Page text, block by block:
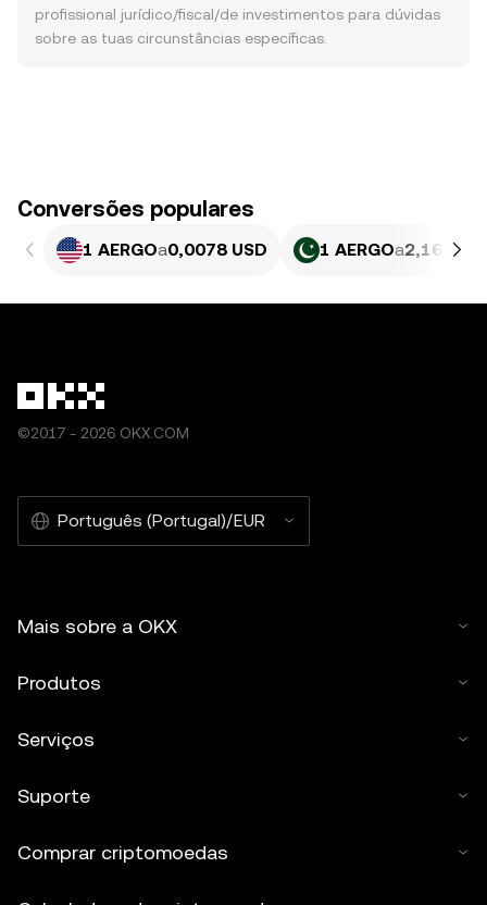
profissional jurídico/fiscal/de investimentos para dúvidas
sobre as tuas circunstâncias específicas.
Conversões populares
1 AERGOa0,0078 USD 1 AERGOa2,167
©2017 - 2026 OKX.COM
Português (Portugal)/EUR
Mais sobre a OKX
Produtos
Serviços
Suporte
Comprar criptomoedas